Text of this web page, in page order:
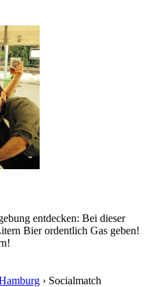
entdecken: Bei dieser
Bier ordentlich Gas geben!
› Socialmatch